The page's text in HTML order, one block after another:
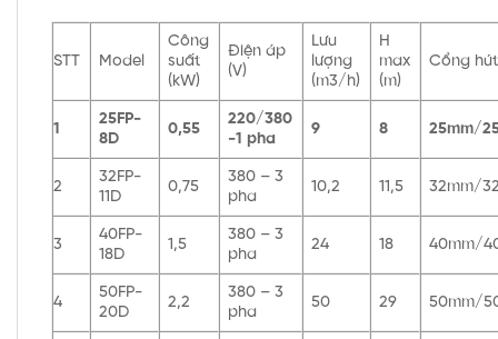
STT Model
Công
suất
(kW)
Điện áp
(V)
Lưu
lượng
(m3/h)
H
max
(m)
Cổng
1
25FP-
8D
0,55
220/380
-1 pha
9 8 25mm/
2
32FP-
11D
0,75
380 – 3
pha
10,2 11,5 32mm/
3
40FP-
18D
1,5
380 – 3
pha
24 18 40mm/
4
50FP-
20D
2,2
380 – 3
pha
50 29 50mm/